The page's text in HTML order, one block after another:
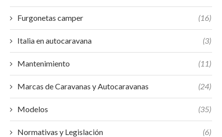
Furgonetas camper (16)
Italia en autocaravana (3)
Mantenimiento (11)
Marcas de Caravanas y Autocaravanas (24)
Modelos (35)
Normativas y Legislación (6)